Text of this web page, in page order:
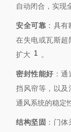
自动闭合，实现
安全可靠 ：具
在失电或瓦斯超
扩大 1 。
密封性能好 ：
挡风帘等，以及
通风系统的稳定
结构坚固 ：门